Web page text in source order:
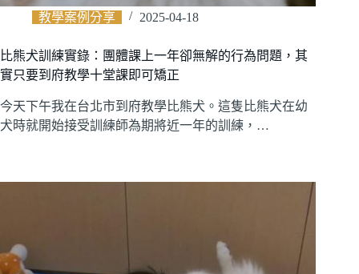
教學案例分享 2025-04-18
比熊犬訓練實錄：團體課上一年卻無解的行為問題，其
實只要到府教學十堂課即可矯正
今天下午我在台北市到府教學比熊犬。這隻比熊犬在幼
犬時就開始接受訓練師為期將近一年的訓練，…